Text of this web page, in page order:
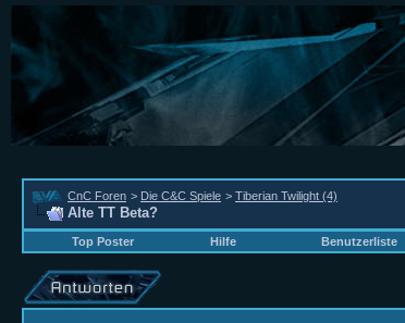
CnC Foren > Die C&C Spiele > Tiberian Twilight (4)
Alte TT Beta?
Top Poster
Hilfe Benutzerliste